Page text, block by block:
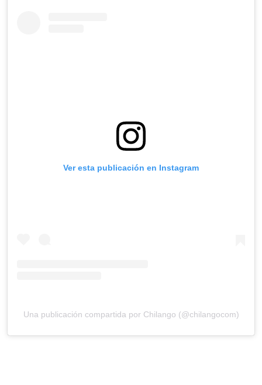
Ver esta publicación en Instagram
Una publicación compartida por Chilango (@chilangocom)